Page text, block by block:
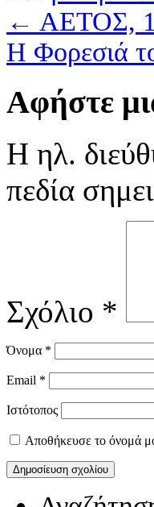
← ΑΕΤΟΣ,
Η Φορεσιά
Αφήστε
Η ηλ.
πεδία
Σχόλιο *
Όνομα *
Email *
Ιστότοπος
Αποθήκευσε το όνομά